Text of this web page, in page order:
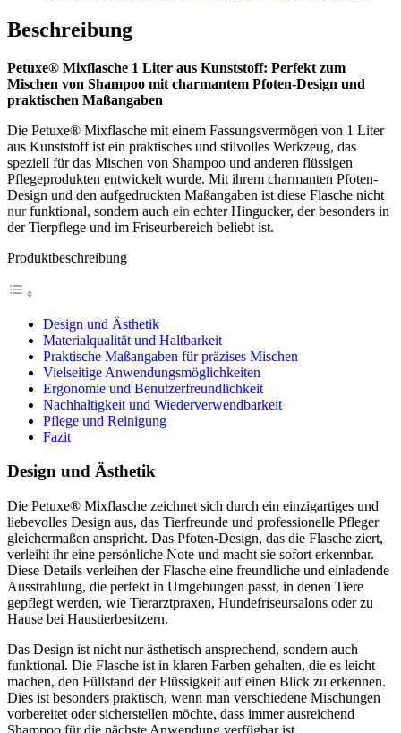
Beschreibung
Petuxe® Mixflasche 1 Liter aus Kunststoff: Perfekt zum
Mischen von Shampoo mit charmantem Pfoten-Design und
praktischen Maßangaben
Die Petuxe® Mixflasche mit einem Fassungsvermögen von 1 Liter
aus Kunststoff ist ein praktisches und stilvolles Werkzeug, das
speziell für das Mischen von Shampoo und anderen flüssigen
Pflegeprodukten entwickelt wurde. Mit ihrem charmanten Pfoten-
Design und den aufgedruckten Maßangaben ist diese Flasche nicht
nurfunktional, sondern auch ein echter Hingucker, der besonders in
der Tierpflege und im Friseurbereich beliebt ist.
Produktbeschreibung
Design und Ästhetik
Materialqualität und Haltbarkeit
Praktische Maßangaben für präzises Mischen
Vielseitige Anwendungsmöglichkeiten
Ergonomie und Benutzerfreundlichkeit
Nachhaltigkeit und Wiederverwendbarkeit
Pflege und Reinigung
Fazit
Design und Ästhetik
Die Petuxe® Mixflasche zeichnet sich durch ein einzigartiges und
liebevolles Design aus, das Tierfreunde und professionelle Pfleger
gleichermaßen anspricht. Das Pfoten-Design, das die Flasche ziert,
verleiht ihr eine persönliche Note und macht sie sofort erkennbar.
Diese Details verleihen der Flasche eine freundliche und einladende
Ausstrahlung, die perfekt in Umgebungen passt, in denen Tiere
gepflegt werden, wie Tierarztpraxen, Hundefriseursalons oder zu
Hause bei Haustierbesitzern.
Das Design ist nicht nur ästhetisch ansprechend, sondern auch
funktional. Die Flasche ist in klaren Farben gehalten, die es leicht
machen, den Füllstand der Flüssigkeit auf einen Blick zu erkennen.
Dies ist besonders praktisch, wenn man verschiedene Mischungen
vorbereitet oder sicherstellen möchte, dass immer ausreichend
Shampoo für die nächste Anwendung verfügbar ist.